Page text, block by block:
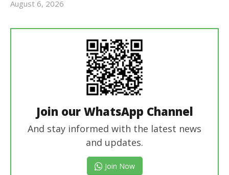
August 6, 2026
Join our WhatsApp Channel
And stay informed with the latest news
and updates.
Join Now